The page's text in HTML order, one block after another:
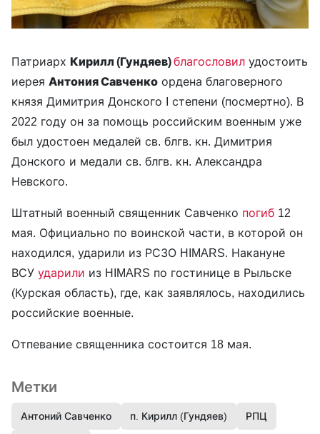
Патриарх Кирилл (Гундяев)благословил удостоить
иерея Антония Савченко ордена благоверного
князя Димитрия Донского I степени (посмертно). В
2022 году он за помощь российским военным уже
был удостоен медалей св. блгв. кн. Димитрия
Донского и медали св. блгв. кн. Александра
Невского.
Штатный военный священник Савченко погиб 12
мая. Официально по воинской части, в которой он
находился, ударили из РСЗО HIMARS. Накануне
ВСУ ударили из HIMARS по гостинице в Рыльске
(Курская область), где, как заявлялось, находились
российские военные.
Отпевание священника состоится 18 мая.
Метки
Антоний Савченко п. Кирилл (Гундяев) РПЦ